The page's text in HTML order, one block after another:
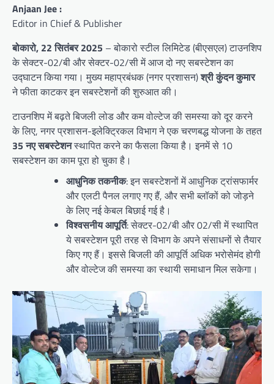
Anjaan Jee :
Editor in Chief & Publisher
बोकारो, 22 सितंबर 2025 – बोकारो स्टील लिमिटेड (बीएसएल) टाउनशिप
के सेक्टर-02/बी और सेक्टर-02/सी में आज दो नए सबस्टेशन का
उद्घाटन किया गया। मुख्य महाप्रबंधक (नगर प्रशासन)श्री कुंदन कुमार
ने फीता काटकर इन सबस्टेशनों की शुरुआत की।
टाउनशिप में बढ़ते बिजली लोड और कम वोल्टेज की समस्या को दूर करने
के लिए, नगर प्रशासन-इलेक्ट्रिकल विभाग ने एक चरणबद्ध योजना के तहत
35 नए सबस्टेशनस्थापित करने का फैसला किया है। इनमें से 10
सबस्टेशन का काम पूरा हो चुका है।
आधुनिक तकनीक: इन सबस्टेशनों में आधुनिक ट्रांसफार्मर
और एलटी पैनल लगाए गए हैं, और सभी ब्लॉकों को जोड़ने
के लिए नई केबल बिछाई गई है।
विश्वसनीय आपूर्ति: सेक्टर-02/बी और 02/सी में स्थापित
ये सबस्टेशन पूरी तरह से विभाग के अपने संसाधनों से तैयार
किए गए हैं। इससे बिजली की आपूर्ति अधिक भरोसेमंद होगी
और वोल्टेज की समस्या का स्थायी समाधान मिल सकेगा।